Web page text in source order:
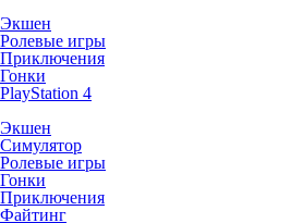
Экшен
Ролевые игры
Приключения
Гонки
PlayStation 4
Экшен
Симулятор
Ролевые игры
Гонки
Приключения
Файтинг